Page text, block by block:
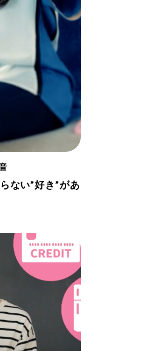
ない”好き”があ